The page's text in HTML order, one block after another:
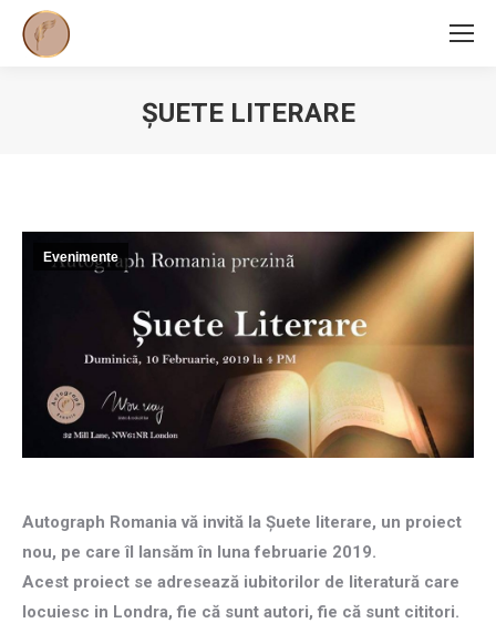
ŞUETE LITERARE
Evenimente
Autograph Romania vă invită la Şuete literare, un proiect
nou, pe care îl lansăm în luna februarie 2019.
Acest proiect se adresează iubitorilor de literatură care
locuiesc in Londra, fie că sunt autori, fie că sunt cititori.